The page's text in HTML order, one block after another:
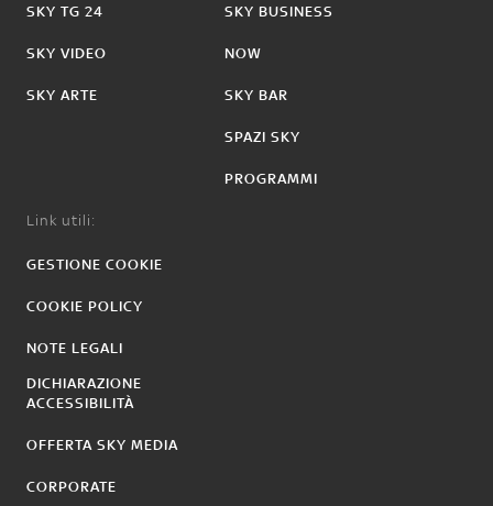
SKY TG 24
SKY VIDEO
SKY ARTE
SKY BUSINESS
NOW
SKY BAR
SPAZI SKY
PROGRAMMI
Link utili:
GESTIONE COOKIE
COOKIE POLICY
NOTE LEGALI
DICHIARAZIONE
ACCESSIBILITÀ
OFFERTA SKY MEDIA
CORPORATE